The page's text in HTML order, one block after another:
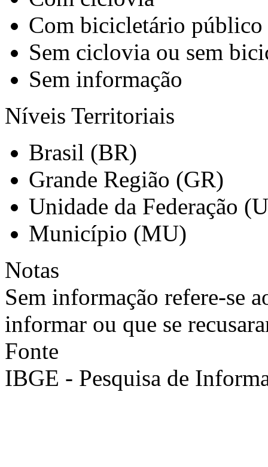
Com bicicletário público
Sem ciclovia ou sem
Sem informação
Níveis Territoriais
Brasil (BR)
Grande Região (GR)
Unidade da Federação
Município (MU)
Notas
Sem informação refere-se
informar ou que se
Fonte
IBGE - Pesquisa de